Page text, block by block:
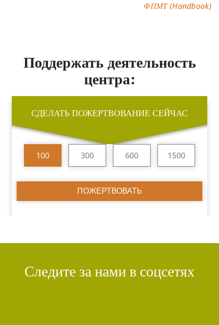
ФПМТ (Handbook)
Поддержать деятельность
центра:
СДЕЛАТЬ ПОЖЕРТВОВАНИЕ СЕЙЧАС
100 300 600 1500
ПОЖЕРТВОВАТЬ
Следите за нами в соцсетях